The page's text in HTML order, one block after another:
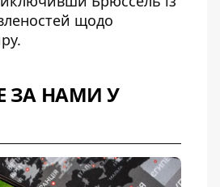
щодо
ЗА НАМИ У